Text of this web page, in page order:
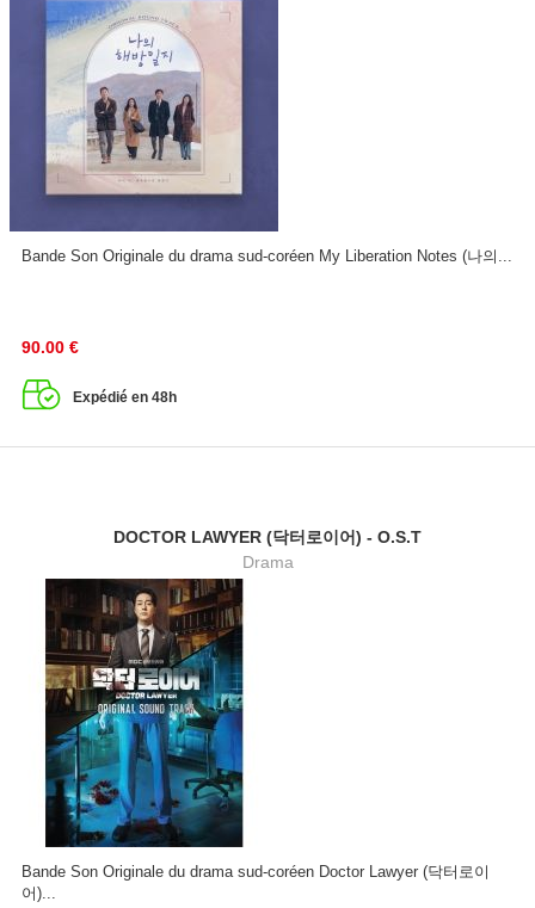
Bande Son Originale du drama sud-coréen My Liberation Notes (나의...
90.00 €
Expédié en 48h
DOCTOR LAWYER (닥터로이어) - O.S.T
Drama
Bande Son Originale du drama sud-coréen Doctor Lawyer (닥터로이
어)...